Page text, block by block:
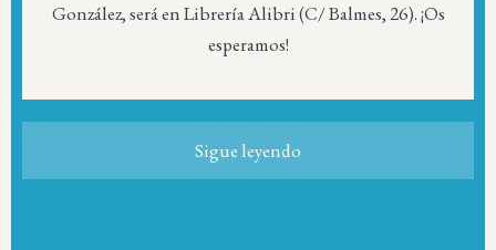
González, será en Librería Alibri (C/ Balmes, 26). ¡Os
esperamos!
Sigue leyendo